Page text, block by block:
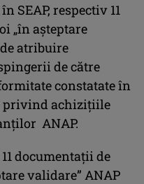
SEAP, respectiv 11
„în aşteptare
atribuire
de către
constatate în
privind achiziţiile
ANAP.
documentaţii de
validare” ANAP